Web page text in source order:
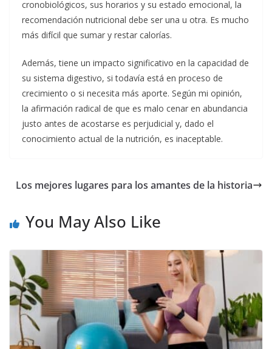
cronobiológicos, sus horarios y su estado emocional, la
recomendación nutricional debe ser una u otra. Es mucho
más difícil que sumar y restar calorías.
Además, tiene un impacto significativo en la capacidad de
su sistema digestivo, si todavía está en proceso de
crecimiento o si necesita más aporte. Según mi opinión,
la afirmación radical de que es malo cenar en abundancia
justo antes de acostarse es perjudicial y, dado el
conocimiento actual de la nutrición, es inaceptable.
Los mejores lugares para los amantes de la historia
You May Also Like